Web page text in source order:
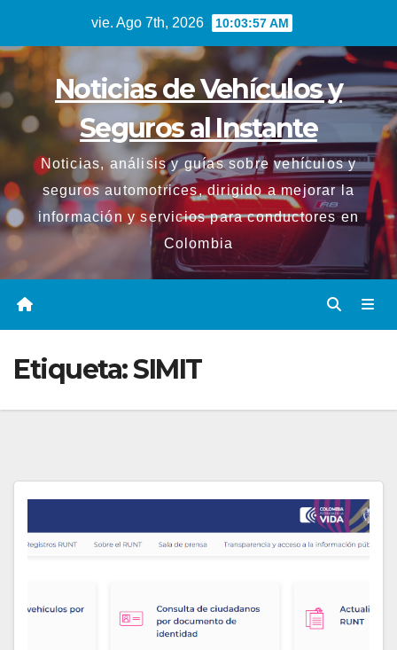
contenido
vie. Ago 7th, 2026 10:03:57 AM
Noticias de Vehículos y
Seguros al Instante
Noticias, análisis y guías sobre vehículos y
seguros automotrices, dirigido a mejorar la
información y servicios para conductores en
Colombia
Etiqueta:SIMIT